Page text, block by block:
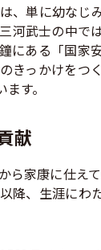
、単に幼なじ
河武士の中で
にある「国家
きっかけをつ
す。
献
ら家康に仕え
降、生涯にわ